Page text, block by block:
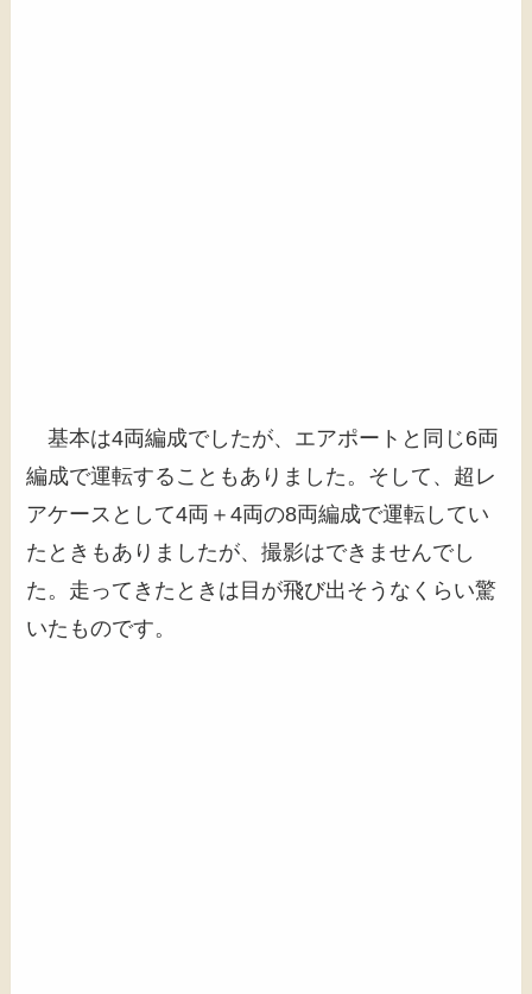
基本は4両編成でしたが、エアポートと同じ6両
編成で運転することもありました。そして、超レ
アケースとして4両＋4両の8両編成で運転してい
たときもありましたが、撮影はできませんでし
た。走ってきたときは目が飛び出そうなくらい驚
いたものです。